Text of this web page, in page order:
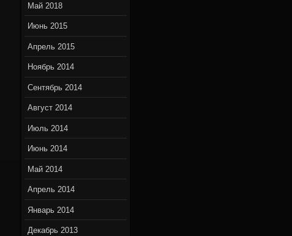
Май 2018
Июнь 2015
Апрель 2015
Ноябрь 2014
Сентябрь 2014
Август 2014
Июль 2014
Июнь 2014
Май 2014
Апрель 2014
Январь 2014
Декабрь 2013